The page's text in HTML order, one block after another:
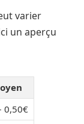
varier
un aperçu
0,50€